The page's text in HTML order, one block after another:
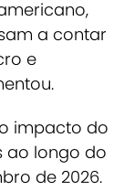
a contar
e
impacto do
ao longo do
de 2026.